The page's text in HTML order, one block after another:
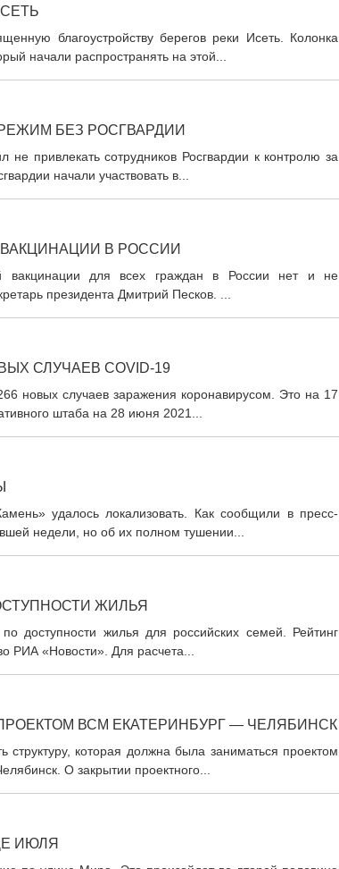
благоустройству берегов реки Исеть. Колонка
начали распространять на этой...
БЕЗ РОСГВАРДИИ
привлекать сотрудников Росгвардии к контролю за
начали участвовать в...
В РОССИИ
вакцинации для всех граждан в России нет и не
президента Дмитрий Песков. ...
СЛУЧАЕВ COVID-19
новых случаев заражения коронавирусом. Это на 17
штаба на 28 июня 2021...
удалось локализовать. Как сообщили в пресс-
недели, но об их полном тушении...
ЖИЛЬЯ
доступности жилья для российских семей. Рейтинг
РИА «Новости». Для расчета...
ВСМ ЕКАТЕРИНБУРГ — ЧЕЛЯБИНСК
которая должна была заниматься проектом
О закрытии проектного...
ИЮЛЯ